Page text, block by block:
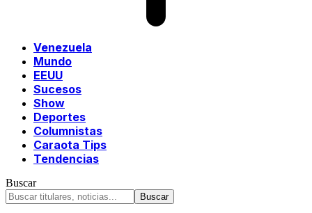
Venezuela
Mundo
EEUU
Sucesos
Show
Deportes
Columnistas
Caraota Tips
Tendencias
Buscar